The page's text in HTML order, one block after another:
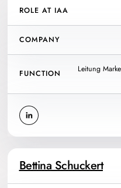
ROLE AT IAA
COMPANY
FUNCTION
Leitung
Bettina Schuckert